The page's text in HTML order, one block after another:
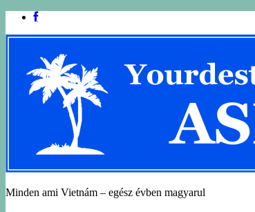
Minden ami Vietnám – egész évben magyarul